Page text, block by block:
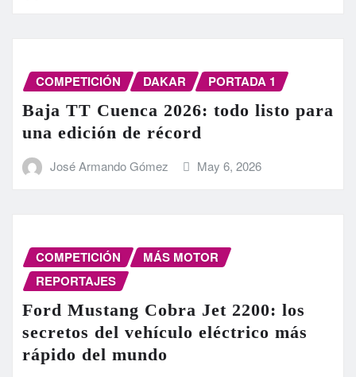
COMPETICIÓN DAKAR PORTADA 1
Baja TT Cuenca 2026: todo listo para
una edición de récord
José Armando Gómez May 6, 2026
COMPETICIÓN
MÁS MOTOR
REPORTAJES
Ford Mustang Cobra Jet 2200: los
secretos del vehículo eléctrico más
rápido del mundo